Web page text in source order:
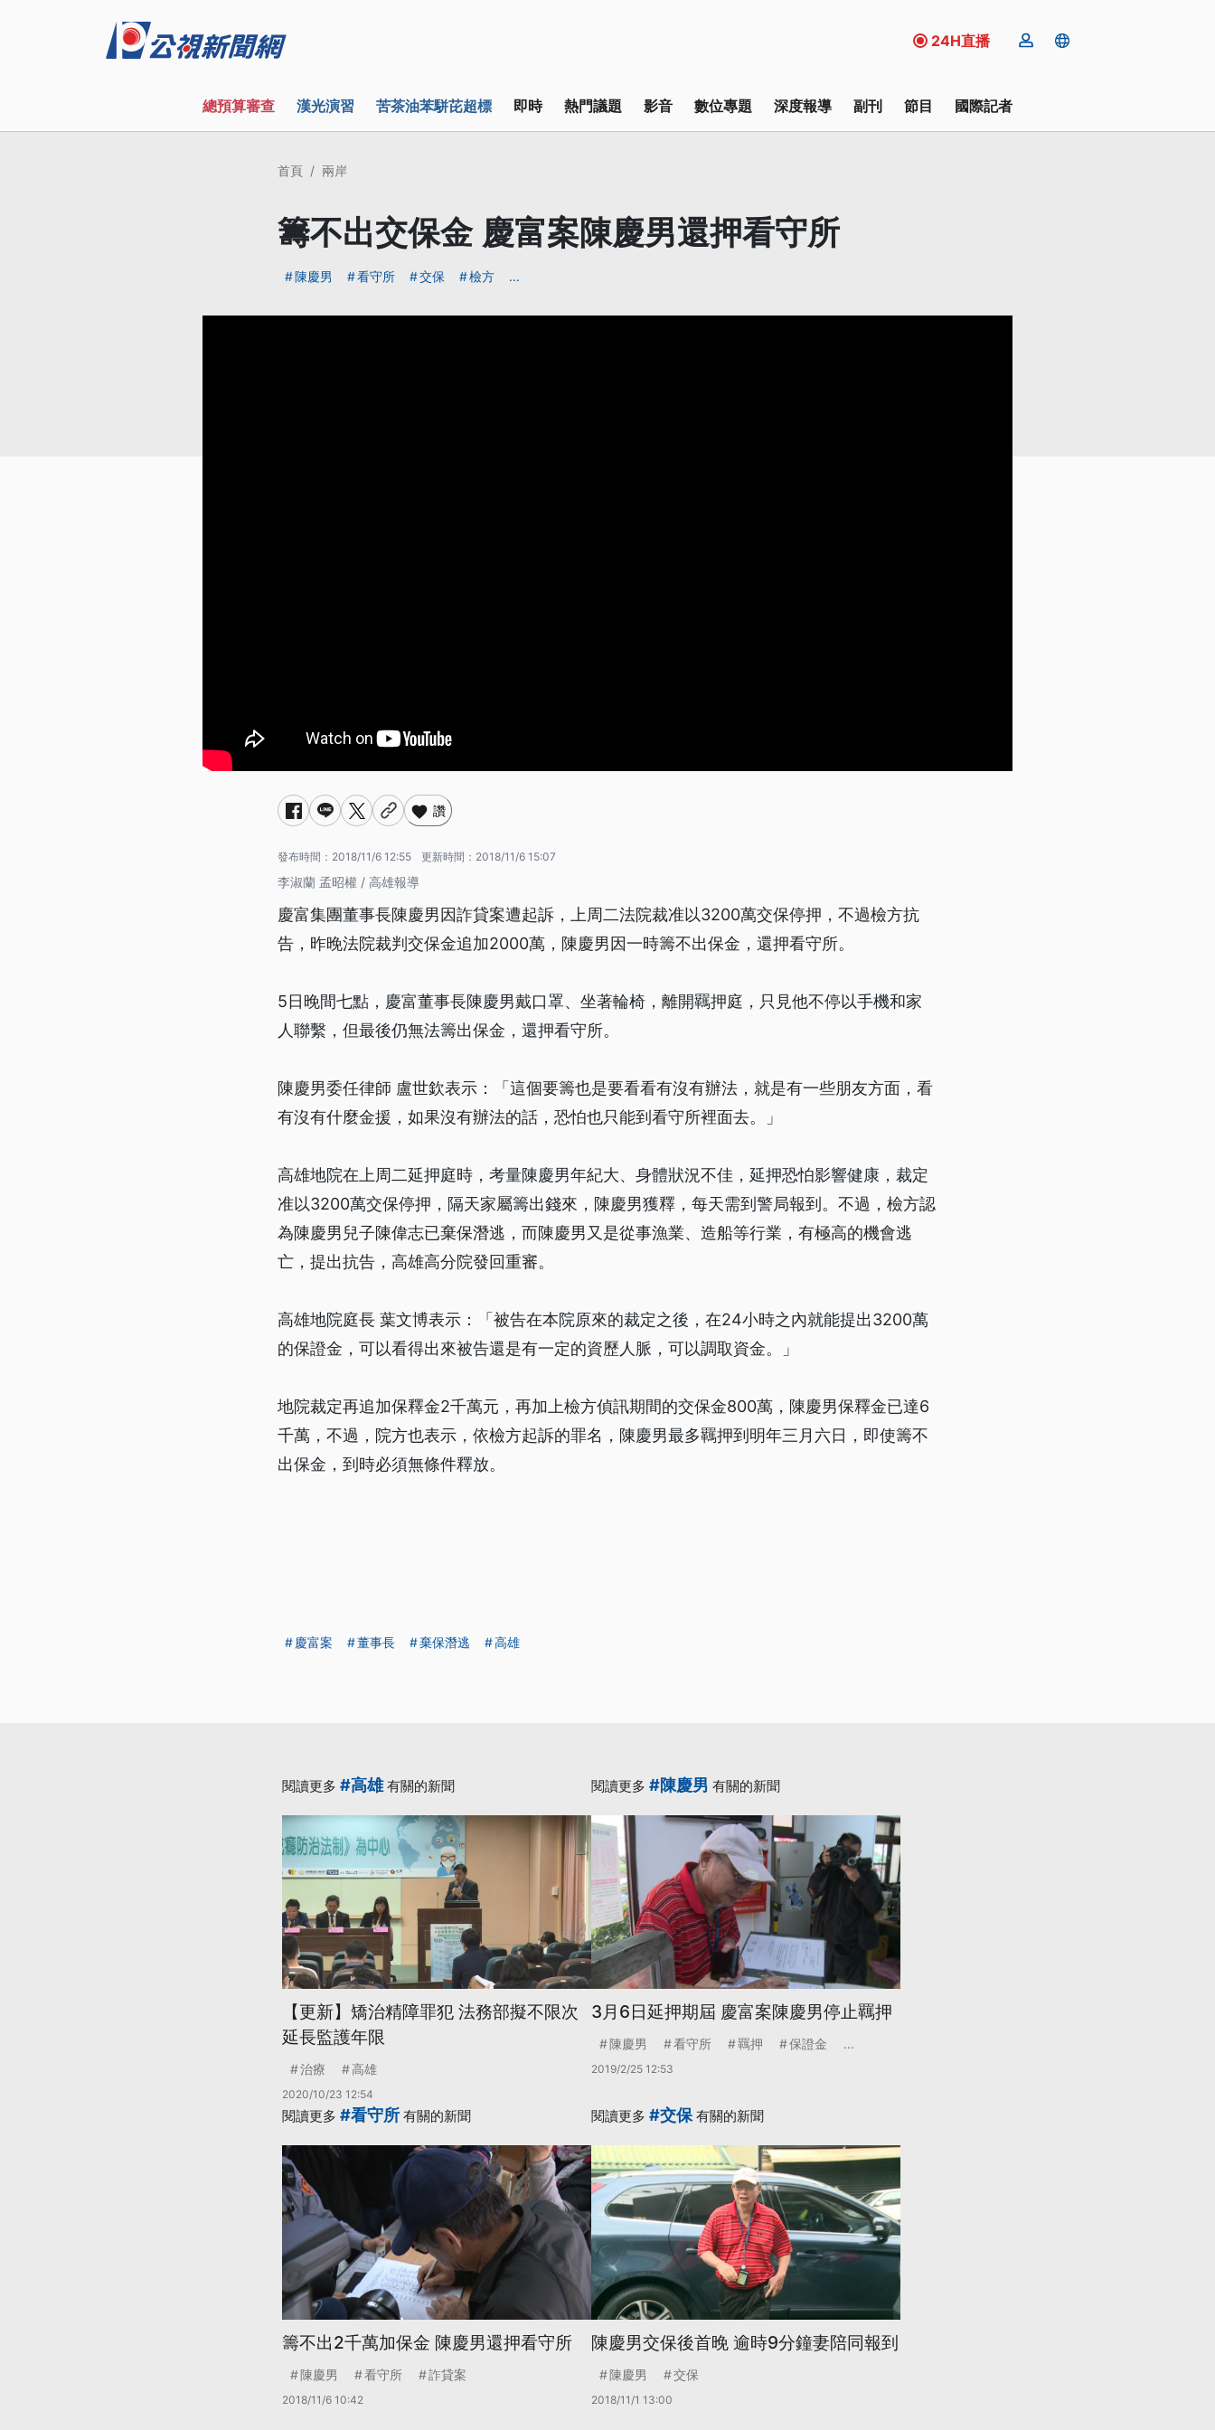
24H直播
總預算審查 漢光演習 苦茶油苯駢芘超標 即時 熱門議題 影音 數位專題 深度報導 副刊 節目 國際記者
首頁 兩岸
籌不出交保金 慶富案陳慶男還押看守所
陳慶男 看守所 交保 檢方 ...
讚
發布時間： 2018/11/6 12:55 更新時間： 2018/11/6 15:07
李淑蘭 孟昭權 / 高雄報導
慶富集團董事長陳慶男因詐貸案遭起訴，上周二法院裁准以3200萬交保停押，不過檢方抗
告，昨晚法院裁判交保金追加2000萬，陳慶男因一時籌不出保金，還押看守所。
5日晚間七點，慶富董事長陳慶男戴口罩、坐著輪椅，離開羈押庭，只見他不停以手機和家
人聯繫，但最後仍無法籌出保金，還押看守所。
陳慶男委任律師 盧世欽表示：「這個要籌也是要看看有沒有辦法，就是有一些朋友方面，看
有沒有什麼金援，如果沒有辦法的話，恐怕也只能到看守所裡面去。」
高雄地院在上周二延押庭時，考量陳慶男年紀大、身體狀況不佳，延押恐怕影響健康，裁定
准以3200萬交保停押，隔天家屬籌出錢來，陳慶男獲釋，每天需到警局報到。不過，檢方認
為陳慶男兒子陳偉志已棄保潛逃，而陳慶男又是從事漁業、造船等行業，有極高的機會逃
亡，提出抗告，高雄高分院發回重審。
高雄地院庭長 葉文博表示：「被告在本院原來的裁定之後，在24小時之內就能提出3200萬
的保證金，可以看得出來被告還是有一定的資歷人脈，可以調取資金。」
地院裁定再追加保釋金2千萬元，再加上檢方偵訊期間的交保金800萬，陳慶男保釋金已達6
千萬，不過，院方也表示，依檢方起訴的罪名，陳慶男最多羈押到明年三月六日，即使籌不
出保金，到時必須無條件釋放。
慶富案 董事長 棄保潛逃 高雄
閱讀更多 #高雄有關的新聞
【更新】矯治精障罪犯 法務部擬不限次
延長監護年限
治療 高雄
2020/10/23 12:54
閱讀更多 #陳慶男 有關的新聞
3月6日延押期屆 慶富案陳慶男停止羈押
陳慶男 看守所 羈押 保證金 ...
2019/2/25 12:53
閱讀更多 #看守所 有關的新聞
籌不出2千萬加保金 陳慶男還押看守所
陳慶男 看守所 詐貸案
2018/11/6 10:42
閱讀更多 #交保有關的新聞
陳慶男交保後首晚 逾時9分鐘妻陪同報到
陳慶男 交保
2018/11/1 13:00